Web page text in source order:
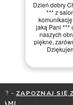
Dzień dobry
*** z
jaką Pani ***
naszych
piękne,
OTRZYMAJ